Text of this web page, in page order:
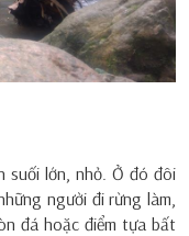
suối lớn, nhỏ. Ở đó đôi
người đi rừng làm,
đá hoặc điểm tựa bất